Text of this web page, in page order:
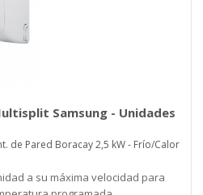
Samsung - Unidades
de Pared Boracay 2,5 kW - Frío/Calor
a su máxima velocidad para